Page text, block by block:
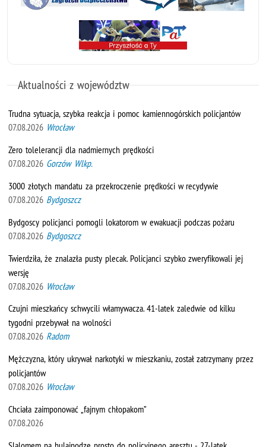
Aktualności z województw
Trudna sytuacja, szybka reakcja i pomoc kamiennogórskich policjantów
07.08.2026 Wrocław
Zero tolelerancji dla nadmiernych prędkości
07.08.2026 Gorzów Wlkp.
3000 złotych mandatu za przekroczenie prędkości w recydywie
07.08.2026 Bydgoszcz
Bydgoscy policjanci pomogli lokatorom w ewakuacji podczas pożaru
07.08.2026 Bydgoszcz
Twierdziła, że znalazła pusty plecak. Policjanci szybko zweryfikowali jej
wersję
07.08.2026 Wrocław
Czujni mieszkańcy schwycili włamywacza. 41-latek zaledwie od kilku
tygodni przebywał na wolności
07.08.2026 Radom
Mężczyzna, który ukrywał narkotyki w mieszkaniu, został zatrzymany przez
policjantów
07.08.2026 Wrocław
Chciała zaimponować „fajnym chłopakom”
07.08.2026